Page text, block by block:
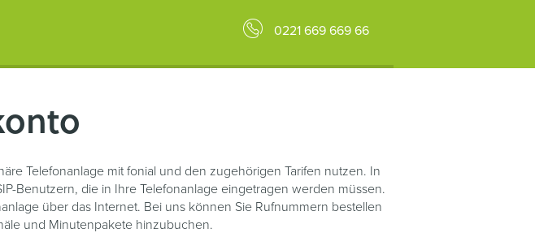
0221 669 669 66
Telefonanlage mit fonial und den zugehörigen Tarifen nutzen. In
Benutzern, die in Ihre Telefonanlage eingetragen werden müssen.
über das Internet. Bei uns können Sie Rufnummern bestellen
und Minutenpakete hinzubuchen.